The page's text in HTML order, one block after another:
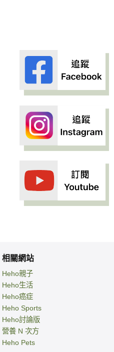
相關網站
Heho親子
Heho生活
Heho癌症
Heho Sports
Heho討論版
營養 N 次方
Heho Pets